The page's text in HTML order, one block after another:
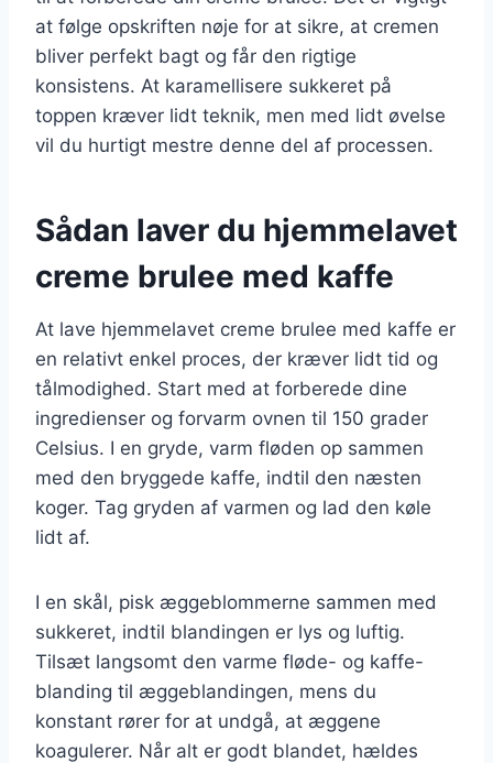
at følge opskriften nøje for at sikre, at cremen
bliver perfekt bagt og får den rigtige
konsistens. At karamellisere sukkeret på
toppen kræver lidt teknik, men med lidt øvelse
vil du hurtigt mestre denne del af processen.
Sådan laver du hjemmelavet
creme brulee med kaffe
At lave hjemmelavet creme brulee med kaffe er
en relativt enkel proces, der kræver lidt tid og
tålmodighed. Start med at forberede dine
ingredienser og forvarm ovnen til 150 grader
Celsius. I en gryde, varm fløden op sammen
med den bryggede kaffe, indtil den næsten
koger. Tag gryden af varmen og lad den køle
lidt af.
I en skål, pisk æggeblommerne sammen med
sukkeret, indtil blandingen er lys og luftig.
Tilsæt langsomt den varme fløde- og kaffe-
blanding til æggeblandingen, mens du
konstant rører for at undgå, at æggene
koagulerer. Når alt er godt blandet, hældes